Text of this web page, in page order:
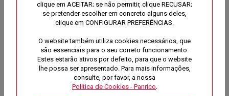
clique em ACEITAR; se não permitir, clique RECUSAR;
se pretender escolher em concreto alguns deles,
clique em CONFIGURAR PREFERÊNCIAS.
O website também utiliza cookies necessários, que
são essenciais para o seu correto funcionamento.
Estes estarão ativos por defeito, para que o website
lhe possa ser apresentado. Para mais informações,
consulte, por favor, a nossa
Política de Cookies - Panrico.
3,5 g
FIBRA
3,9 g
0,8 g